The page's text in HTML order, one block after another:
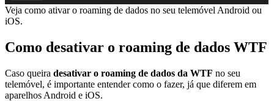
Veja como ativar o roaming de dados no seu telemóvel Android ou
iOS.
Como desativar o roaming de dados WTF
Caso queira desativar o roaming de dados da WTF no seu
telemóvel, é importante entender como o fazer, já que diferem em
aparelhos Android e iOS.